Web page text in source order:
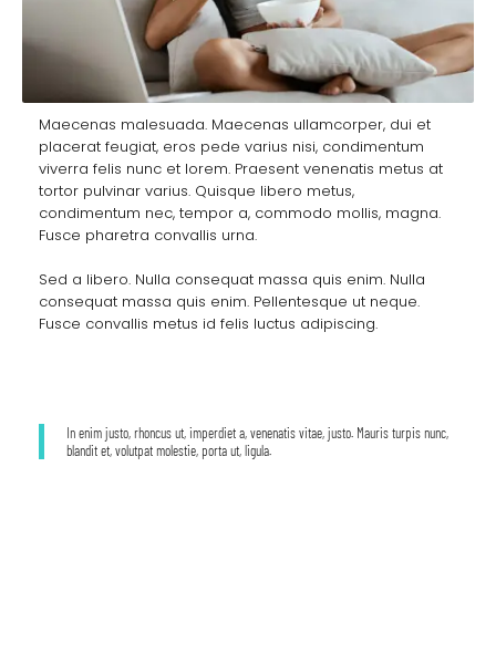
Maecenas malesuada. Maecenas ullamcorper, dui et
placerat feugiat, eros pede varius nisi, condimentum
viverra felis nunc et lorem. Praesent venenatis metus at
tortor pulvinar varius. Quisque libero metus,
condimentum nec, tempor a, commodo mollis, magna.
Fusce pharetra convallis urna.
Sed a libero. Nulla consequat massa quis enim. Nulla
consequat massa quis enim. Pellentesque ut neque.
Fusce convallis metus id felis luctus adipiscing.
In enim justo, rhoncus ut, imperdiet a, venenatis vitae, justo. Mauris turpis nunc,
blandit et, volutpat molestie, porta ut, ligula.